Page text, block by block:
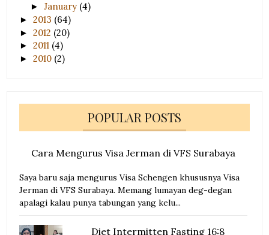
►January (4)
►2013 (64)
►2012 (20)
►2011 (4)
►2010 (2)
POPULAR POSTS
Cara Mengurus Visa Jerman di VFS Surabaya
Saya baru saja mengurus Visa Schengen khususnya Visa
Jerman di VFS Surabaya. Memang lumayan deg-degan
apalagi kalau punya tabungan yang kelu...
Diet Intermitten Fasting 16:8